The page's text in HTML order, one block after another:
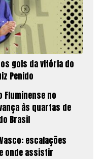
gols da vitória do
Penido
Fluminense no
às quartas de
Brasil
escalações
onde assistir